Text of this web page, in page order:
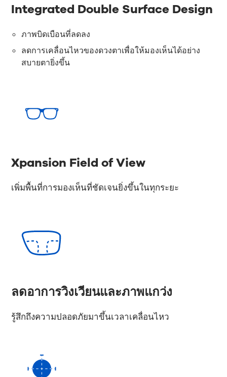
Integrated Double Surface Design
ภาพบิดเบือนที่ลดลง
ลดการเคลื่อนไหวของดวงตาเพื่อให้มองเห็นได้อย่าง
สบายตายิ่งขึ้น
Xpansion Field of View
เพิ่มพื้นที่การมองเห็นที่ชัดเจนยิ่งขึ้นในทุกระยะ
ลดอาการวิงเวียนและภาพแกว่ง
รู้สึกถึงความปลอดภัยมาขึ้นเวลาเคลื่อนไหว